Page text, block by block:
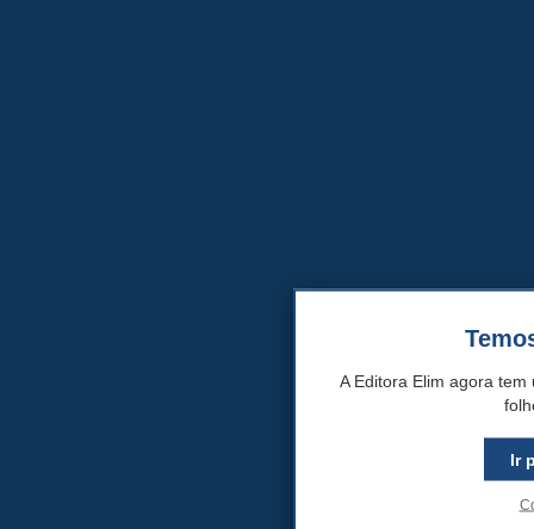
A Editora Elim agora
Ir